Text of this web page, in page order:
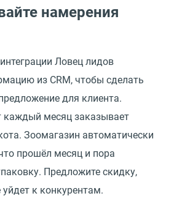
намерения
Ловец лидов
из CRM, чтобы сделать
для клиента.
каждый месяц заказывает
Зоомагазин автоматически
прошёл месяц и пора
Предложите скидку,
уйдет к конкурентам.